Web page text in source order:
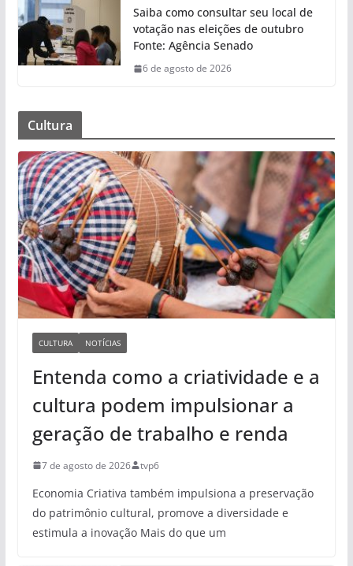
Saiba como consultar seu local de
votação nas eleições de outubro
Fonte: Agência Senado
6 de agosto de 2026
Cultura
CULTURA NOTÍCIAS
Entenda como a criatividade e a
cultura podem impulsionar a
geração de trabalho e renda
7 de agosto de 2026 tvp6
Economia Criativa também impulsiona a preservação
do patrimônio cultural, promove a diversidade e
estimula a inovação Mais do que um